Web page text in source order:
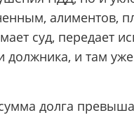
алиментов,
суд, передает
должника, и там
долга